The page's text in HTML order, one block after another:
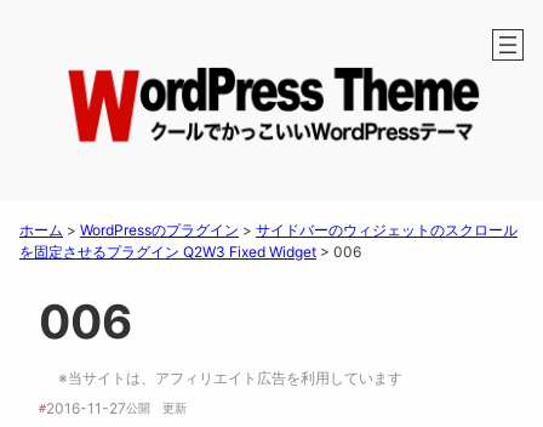
ホーム > WordPressのプラグイン > サイドバーのウィジェットのスクロール
を固定させるプラグイン Q2W3 Fixed Widget > 006
006
※当サイトは、アフィリエイト広告を利用しています
#2016-11-27公開 更新